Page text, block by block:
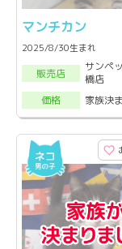
マンチカン
2025/8/30生まれ
販売店
サンペ
橋店
価格
家族決